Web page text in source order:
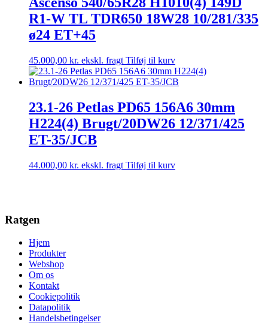
R1-W TL TDR650 18W28 10/281/335
ø24 ET+45
45.000,00 kr. ekskl. fragt Tilføj til kurv
23.1-26 Petlas PD65 156A6 30mm
H224(4) Brugt/20DW26 12/371/425
ET-35/JCB
44.000,00 kr. ekskl. fragt Tilføj til kurv
Ratgen
Hjem
Produkter
Webshop
Om os
Kontakt
Cookiepolitik
Datapolitik
Handelsbetingelser